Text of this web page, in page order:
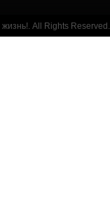
All Rights Reserved.